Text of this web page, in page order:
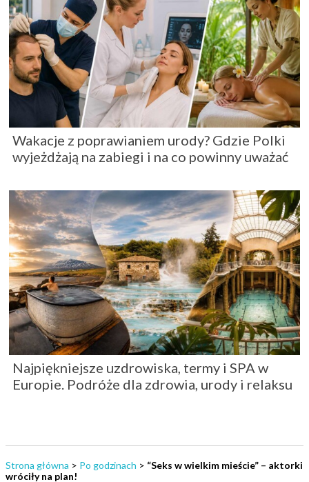
Wakacje z poprawianiem urody? Gdzie Polki
wyjeżdżają na zabiegi i na co powinny uważać
Najpiękniejsze uzdrowiska, termy i SPA w
Europie. Podróże dla zdrowia, urody i relaksu
Strona główna > Po godzinach > “Seks w wielkim mieście” – aktorki
wróciły na plan!